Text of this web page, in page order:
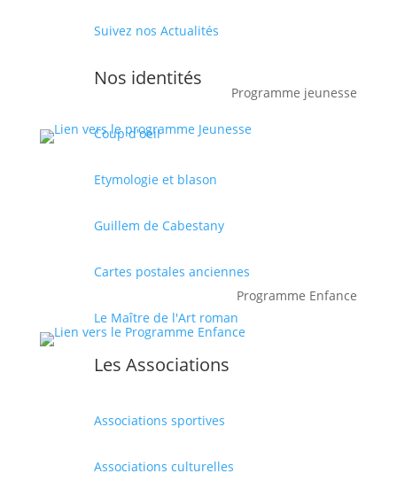
Suivez nos Actualités
Nos identités
Coup d'oeil
Etymologie et blason
Guillem de Cabestany
Cartes postales anciennes
Le Maître de l'Art roman
Les Associations
Associations sportives
Associations culturelles
Programme jeunesse
Programme Enfance